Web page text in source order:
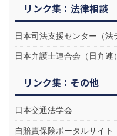
リンク集：法律相談
日本司法支援センター（法
日本弁護士連合会（日弁連）
リンク集：その他
日本交通法学会
自賠責保険ポータルサイト